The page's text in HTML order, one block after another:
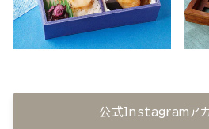
公式Instagramアカ